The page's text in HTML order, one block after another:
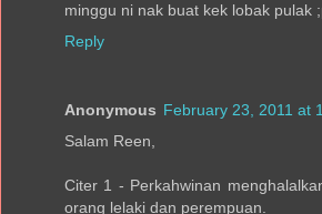
minggu ni nak buat kek lobak pulak
Reply
Anonymous February 23, 2011 at
Salam Reen,
Citer 1 - Perkahwinan
orang lelaki dan perempuan.